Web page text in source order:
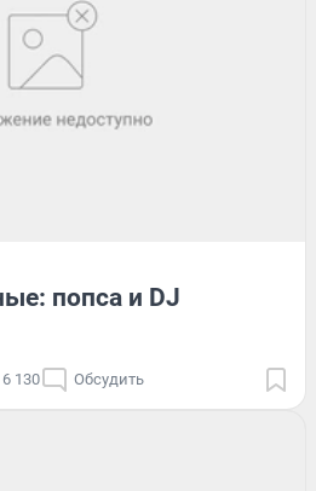
попса и DJ
6 130 Обсудить